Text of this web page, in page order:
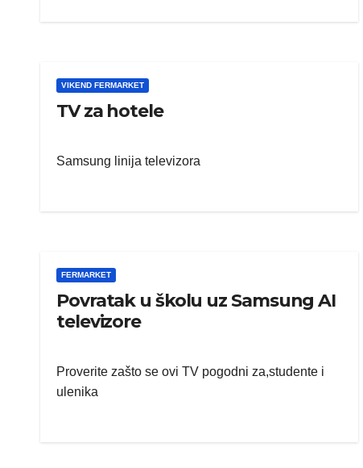
VIKEND FERMARKET
TV za hotele
Samsung linija televizora
FERMARKET
Povratak u školu uz Samsung AI
televizore
Proverite zašto se ovi TV pogodni za,studente i
ulenika